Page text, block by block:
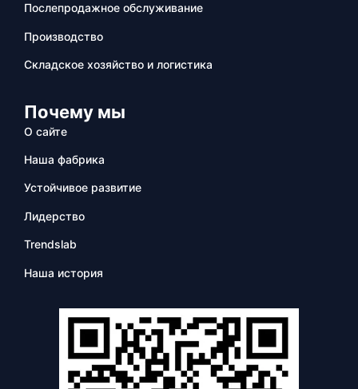
Послепродажное обслуживание
Производство
Складское хозяйство и логистика
Почему мы
О сайте
Наша фабрика
Устойчивое развитие
Лидерство
Trendslab
Наша история